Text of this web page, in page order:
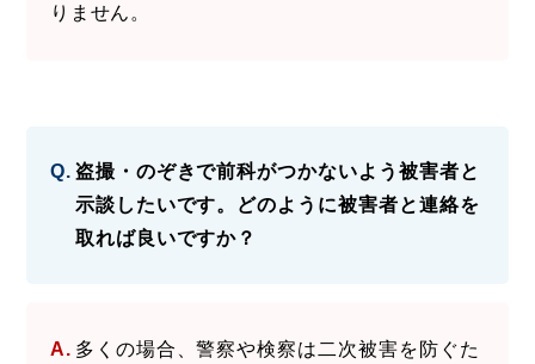
りません。
盗撮・のぞきで前科がつかないよう被害者と
示談したいです。どのように被害者と連絡を
取れば良いですか？
多くの場合、警察や検察は二次被害を防ぐた